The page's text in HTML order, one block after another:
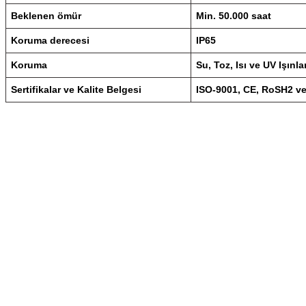
Beklenen ömür Min. 50.000 saat
Koruma derecesi IP65
Koruma Su, Toz, Isı ve UV
Sertifikalar ve Kalite Belgesi ISO-9001, CE, RoSH2